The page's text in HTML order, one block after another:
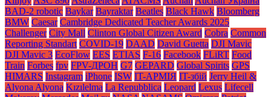
BAD-2 robotic Baykar Bayraktar Beatles Black Нawk Bloomberg
BMW Caesar Cambridge Dedicated Teacher Awards 2025
Challenger City Mall Clinton Global Citizen Award Cobra Common
Reporting Standart COVID-19 DAAD David Guetta DJI Mavic
DJI Mavic 3 EcoFlow EES ETIAS F-16 Facebook FLiRT Food
Train Forbes fpv FPV-ДРОН G7 GEPARD Global Spirits GPS
HIMARS Instagram iPhone ISW IT-АРМІЯ IT-збій Jerry Heil &
Alyona Alyona Kızılelma La Repubblica Leopard Lexus Lifecell